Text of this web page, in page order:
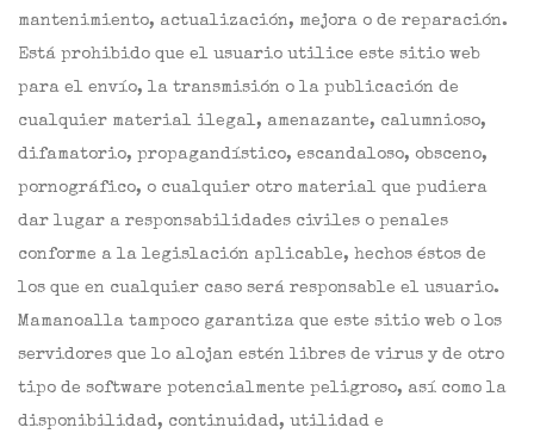
mantenimiento, actualización, mejora o de reparación.
Está prohibido que el usuario utilice este sitio web
para el envío, la transmisión o la publicación de
cualquier material ilegal, amenazante, calumnioso,
difamatorio, propagandístico, escandaloso, obsceno,
pornográfico, o cualquier otro material que pudiera
dar lugar a responsabilidades civiles o penales
conforme a la legislación aplicable, hechos éstos de
los que en cualquier caso será responsable el usuario.
Mamanoalla tampoco garantiza que este sitio web o los
servidores que lo alojan estén libres de virus y de otro
tipo de software potencialmente peligroso, así como la
disponibilidad, continuidad, utilidad e